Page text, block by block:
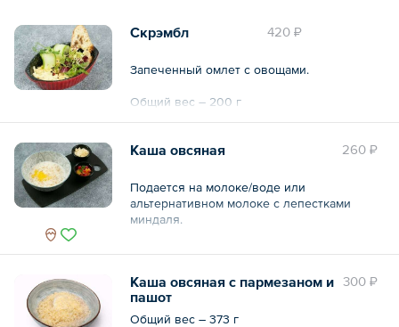
420 ₽
Скрэмбл
Запеченный омлет с овощами.
Общий вес – 200 г
260 ₽
Каша овсяная
Подается на молоке/воде или
альтернативном молоке с лепестками
миндаля.
Общий вес – 300 г
300 ₽
Каша овсяная с пармезаном и
пашот
Общий вес – 373 г